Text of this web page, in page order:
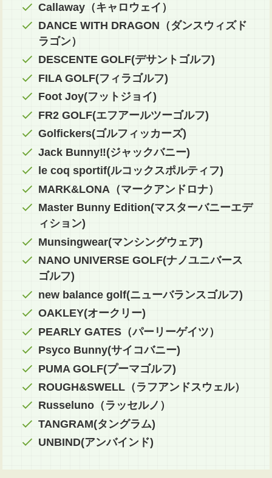
Callaway（キャロウェイ）
DANCE WITH DRAGON（ダンスウィズド
ラゴン）
DESCENTE GOLF(デサントゴルフ)
FILA GOLF(フィラゴルフ)
Foot Joy(フットジョイ)
FR2 GOLF(エフアールツーゴルフ)
Golfickers(ゴルフィッカーズ)
Jack Bunny‼(ジャックバニー)
le coq sportif(ルコックスポルティフ)
MARK&LONA（マークアンドロナ）
Master Bunny Edition(マスターバニーエデ
ィション)
Munsingwear(マンシングウェア)
NANO UNIVERSE GOLF(ナノユニバース
ゴルフ)
new balance golf(ニューバランスゴルフ)
OAKLEY(オークリー)
PEARLY GATES（パーリーゲイツ）
Psyco Bunny(サイコバニー)
PUMA GOLF(プーマゴルフ)
ROUGH&SWELL（ラフアンドスウェル）
Russeluno（ラッセルノ）
TANGRAM(タングラム)
UNBIND(アンバインド)